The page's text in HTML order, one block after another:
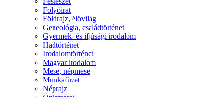
Folyóirat
Földrajz, élővilág
Geneológia, családtörténet
Gyermek- és ifjúsági irodalom
Hadtörténet
Irodalomtörténet
Magyar irodalom
Mese, népmese
Munkafüzet
Néprajz